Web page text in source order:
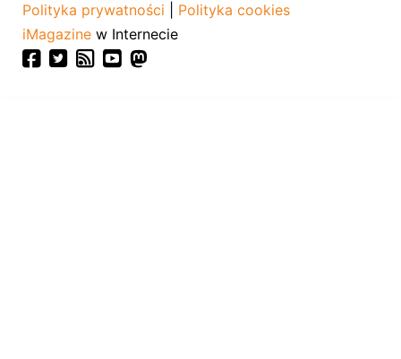
Polityka prywatności
Polityka cookies
iMagazine w Internecie